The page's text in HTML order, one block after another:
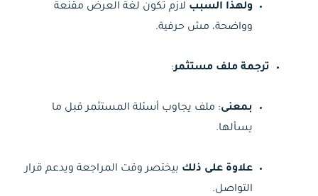
ولهذا السبب لازم تكون لغة العرض مقنعة
وواضحة، مش حرفية.
ترجمة ملف مستثمر:
بمعنى: ملف يجاوب أسئلة المستثمر قبل ما
يسألها.
علاوة على ذلك بيختصر وقت المراجعة ويدعم قرار
التواصل.